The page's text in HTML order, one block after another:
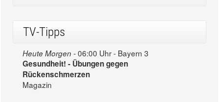
TV-Tipps
Heute Morgen -06:00 Uhr - Bayern 3
Gesundheit! - Übungen gegen
Rückenschmerzen
Magazin